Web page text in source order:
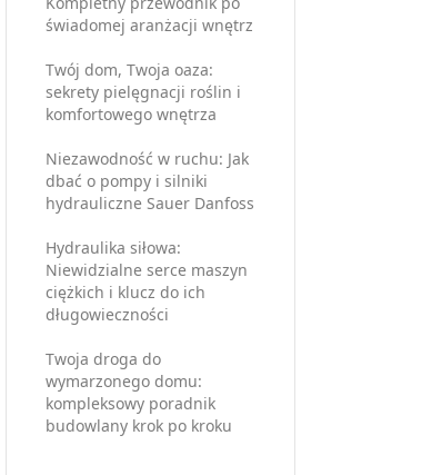
świadomej aranżacji wnętrz
Twój dom, Twoja oaza:
sekrety pielęgnacji roślin i
komfortowego wnętrza
Niezawodność w ruchu: Jak
dbać o pompy i silniki
hydrauliczne Sauer Danfoss
Hydraulika siłowa:
Niewidzialne serce maszyn
ciężkich i klucz do ich
długowieczności
Twoja droga do
wymarzonego domu:
kompleksowy poradnik
budowlany krok po kroku